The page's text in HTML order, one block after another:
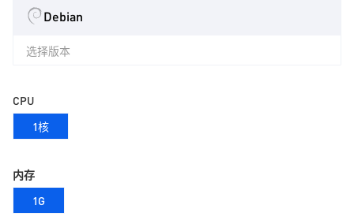
Debian
选择版本
CPU
1核
内存
1G